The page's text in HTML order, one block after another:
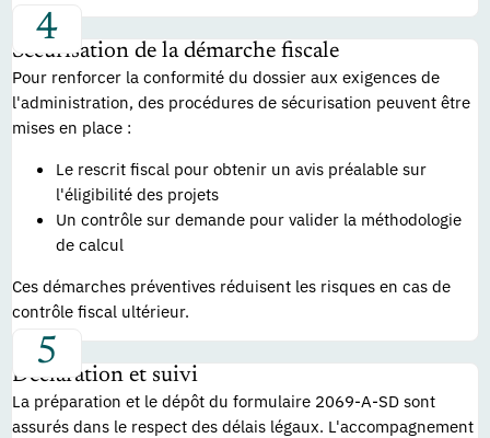
Sécurisation de la démarche fiscale
Pour renforcer la conformité du dossier aux exigences de
l'administration, des procédures de sécurisation peuvent être
mises en place :
Le rescrit fiscal pour obtenir un avis préalable sur
l'éligibilité des projets
Un contrôle sur demande pour valider la méthodologie
de calcul
Ces démarches préventives réduisent les risques en cas de
contrôle fiscal ultérieur.
Déclaration et suivi
La préparation et le dépôt du formulaire 2069-A-SD sont
assurés dans le respect des délais légaux. L'accompagnement